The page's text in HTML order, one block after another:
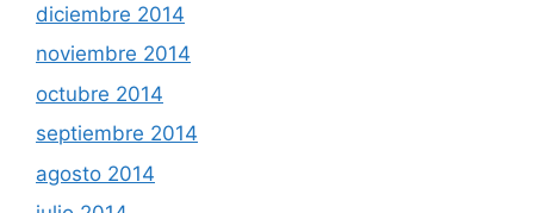
diciembre 2014
noviembre 2014
octubre 2014
septiembre 2014
agosto 2014